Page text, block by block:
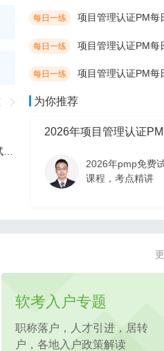
项目管理认证PM®和信息系统项目管理师考试的区别
每日一练 项目管理认证PM每
每日一练 项目管理认证PM每
每日一练 项目管理认证PM每
为你推荐
2026年项目管理认证PM
2026年pmp免费
课程，考点精讲
2026年pmp免费
课程，考点精讲
软考入户专题
职称落户，人才引进，居转
户，各地入户政策解读